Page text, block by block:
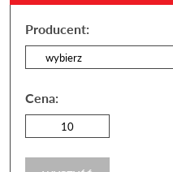
Producent:
Cena: